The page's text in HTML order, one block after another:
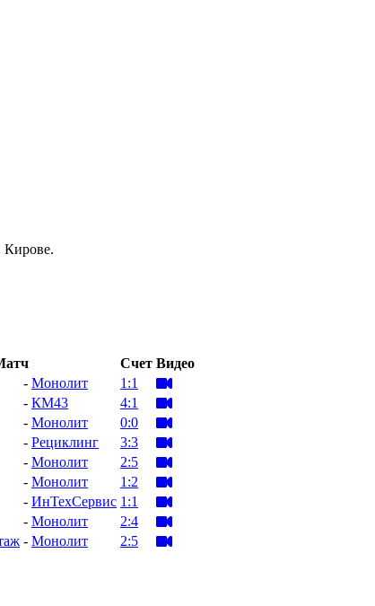
Кирове.
Счет Видео
- Монолит 1:1 
- КМ43 4:1 
- Монолит 0:0 
- Рециклинг 3:3 
- Монолит 2:5 
- Монолит 1:2 
- ИнТехСервис 1:1 
- Монолит 2:4 
- Монолит 2:5 